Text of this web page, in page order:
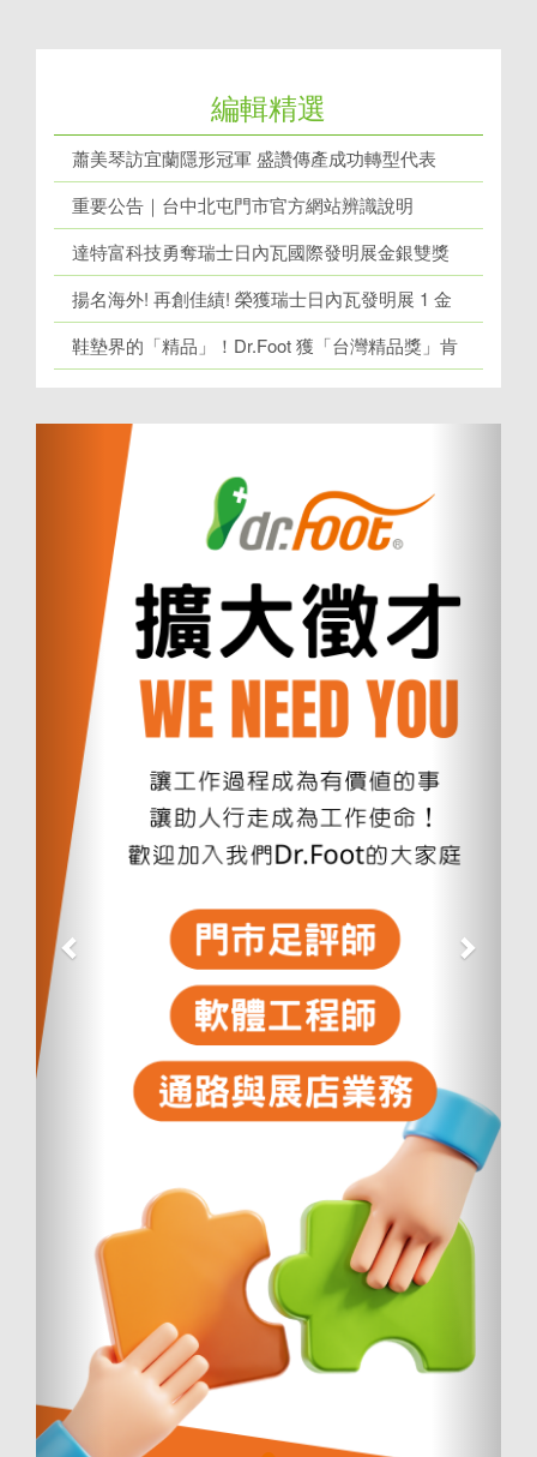
編輯精選
蕭美琴訪宜蘭隱形冠軍 盛讚傳產成功轉型代表
重要公告｜台中北屯門市官方網站辨識說明
達特富科技勇奪瑞士日內瓦國際發明展金銀雙獎
揚名海外! 再創佳績! 榮獲瑞士日內瓦發明展 1 金
牌、1 銀牌
鞋墊界的「精品」！Dr.Foot 獲「台灣精品獎」肯
定！